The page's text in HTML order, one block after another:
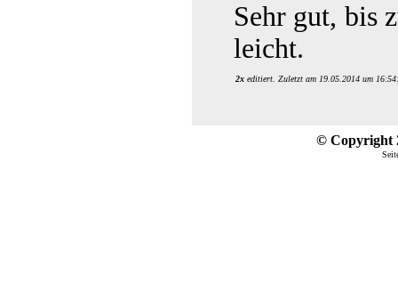
Sehr gut, bis
leicht.
2x editiert. Zuletzt am 19.05.2014 um
© Copyright